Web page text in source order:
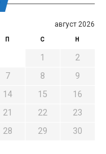
август 2026
П С Н
1
2
7 8
9
14 15
16
21 22
23
28 29
30